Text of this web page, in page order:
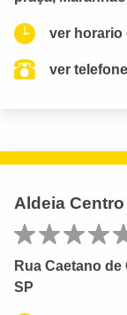
ver horario
ver telefone
Aldeia
Rua Caetano
SP